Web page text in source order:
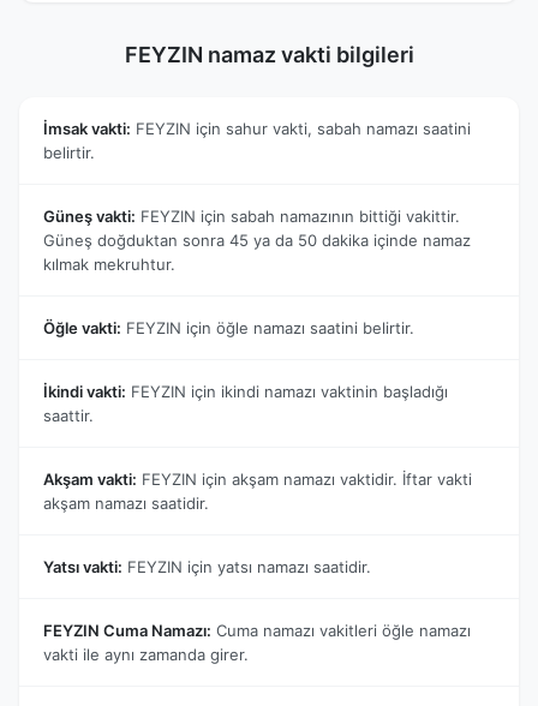
FEYZIN namaz vakti bilgileri
İmsak vakti: FEYZIN için sahur vakti, sabah namazı saatini
belirtir.
Güneş vakti: FEYZIN için sabah namazının bittiği vakittir.
Güneş doğduktan sonra 45 ya da 50 dakika içinde namaz
kılmak mekruhtur.
Öğle vakti: FEYZIN için öğle namazı saatini belirtir.
İkindi vakti: FEYZIN için ikindi namazı vaktinin başladığı
saattir.
Akşam vakti: FEYZIN için akşam namazı vaktidir. İftar vakti
akşam namazı saatidir.
Yatsı vakti: FEYZIN için yatsı namazı saatidir.
FEYZIN Cuma Namazı: Cuma namazı vakitleri öğle namazı
vakti ile aynı zamanda girer.